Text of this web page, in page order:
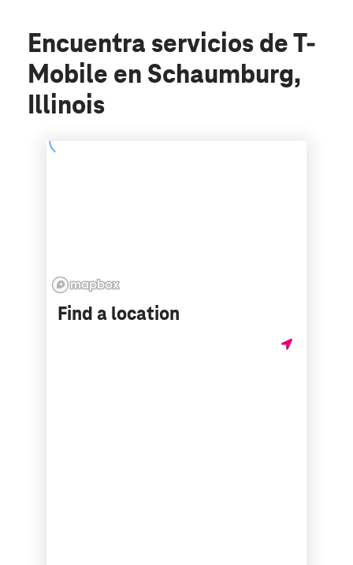
Encuentra servicios de T-
Mobile en Schaumburg,
Illinois
Find a location